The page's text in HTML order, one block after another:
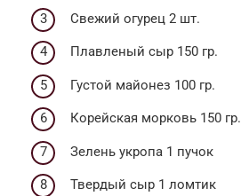
Свежий огурец 2 шт.
Плавленый сыр 150 гр.
Густой майонез 100 гр.
Корейская морковь 150 гр.
Зелень укропа 1 пучок
Твердый сыр 1 ломтик